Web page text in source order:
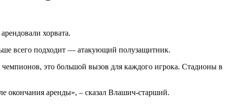
хорвата.
всего подходит — атакующий полузащитник.
это большой вызов для каждого игрока. Стадионы в
окончания аренды», – сказал Влашич-старший.